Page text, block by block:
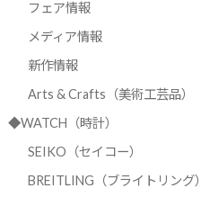
フェア情報
メディア情報
新作情報
Arts & Crafts（美術工芸品）
◆WATCH（時計）
SEIKO（セイコー）
BREITLING（ブライトリング）